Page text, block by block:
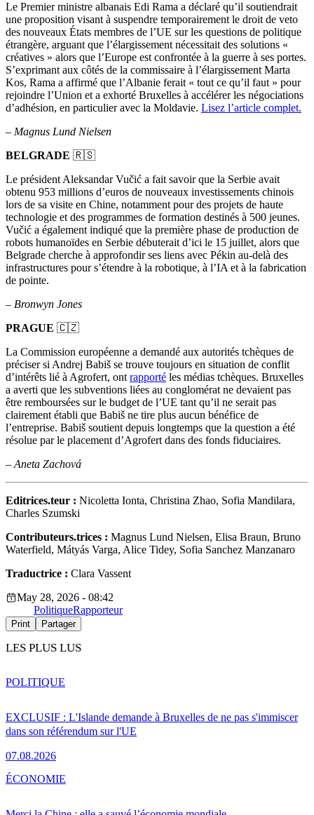
Le Premier ministre albanais Edi Rama a déclaré qu’il soutiendrait
une proposition visant à suspendre temporairement le droit de veto
des nouveaux États membres de l’UE sur les questions de politique
étrangère, arguant que l’élargissement nécessitait des solutions «
créatives » alors que l’Europe est confrontée à la guerre à ses portes.
S’exprimant aux côtés de la commissaire à l’élargissement Marta
Kos, Rama a affirmé que l’Albanie ferait « tout ce qu’il faut » pour
rejoindre l’Union et a exhorté Bruxelles à accélérer les négociations
d’adhésion, en particulier avec la Moldavie. Lisez l’article complet.
– Magnus Lund Nielsen
BELGRADE 🇷🇸
Le président Aleksandar Vučić a fait savoir que la Serbie avait
obtenu 953 millions d’euros de nouveaux investissements chinois
lors de sa visite en Chine, notamment pour des projets de haute
technologie et des programmes de formation destinés à 500 jeunes.
Vučić a également indiqué que la première phase de production de
robots humanoïdes en Serbie débuterait d’ici le 15 juillet, alors que
Belgrade cherche à approfondir ses liens avec Pékin au-delà des
infrastructures pour s’étendre à la robotique, à l’IA et à la fabrication
de pointe.
– Bronwyn Jones
PRAGUE 🇨🇿
La Commission européenne a demandé aux autorités tchèques de
préciser si Andrej Babiš se trouve toujours en situation de conflit
d’intérêts lié à Agrofert, ont rapporté les médias tchèques. Bruxelles
a averti que les subventions liées au conglomérat ne devaient pas
être remboursées sur le budget de l’UE tant qu’il ne serait pas
clairement établi que Babiš ne tire plus aucun bénéfice de
l’entreprise. Babiš soutient depuis longtemps que la question a été
résolue par le placement d’Agrofert dans des fonds fiduciaires.
– Aneta Zachová
Editrices.teur : Nicoletta Ionta, Christina Zhao, Sofia Mandilara,
Charles Szumski
Contributeurs.trices : Magnus Lund Nielsen, Elisa Braun, Bruno
Waterfield, Mátyás Varga, Alice Tidey, Sofia Sanchez Manzanaro
Traductrice : Clara Vassent
May 28, 2026 - 08:42
PolitiqueRapporteur
Print Partager
LES PLUS LUS
EXCLUSIF : L'Islande demande à Bruxelles de ne pas s'immiscer
dans son référendum sur l'UE
07.08.2026
POLITIQUE
ÉCONOMIE